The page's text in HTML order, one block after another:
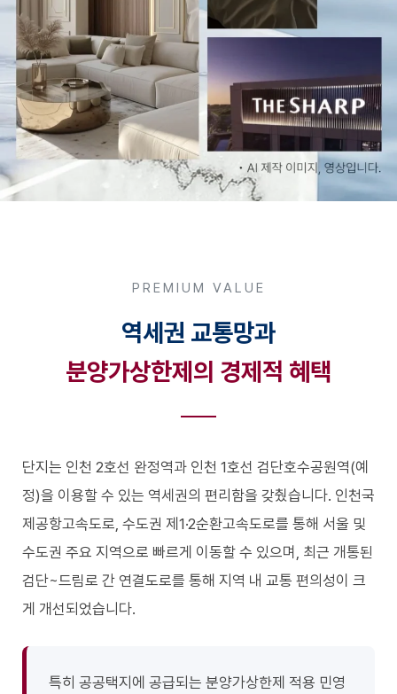
PREMIUM VALUE
역세권 교통망과
분양가상한제의 경제적 혜택
단지는 인천 2호선 완정역과 인천 1호선 검단호수공원역(예
정)을 이용할 수 있는 역세권의 편리함을 갖췄습니다. 인천국
제공항고속도로, 수도권 제1·2순환고속도로를 통해 서울 및
수도권 주요 지역으로 빠르게 이동할 수 있으며, 최근 개통된
검단~드림로 간 연결도로를 통해 지역 내 교통 편의성이 크
게 개선되었습니다.
특히 공공택지에 공급되는 분양가상한제 적용 민영